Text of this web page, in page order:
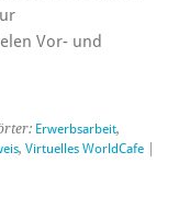
Vor- und
Erwerbsarbeit,
, Virtuelles WorldCafe